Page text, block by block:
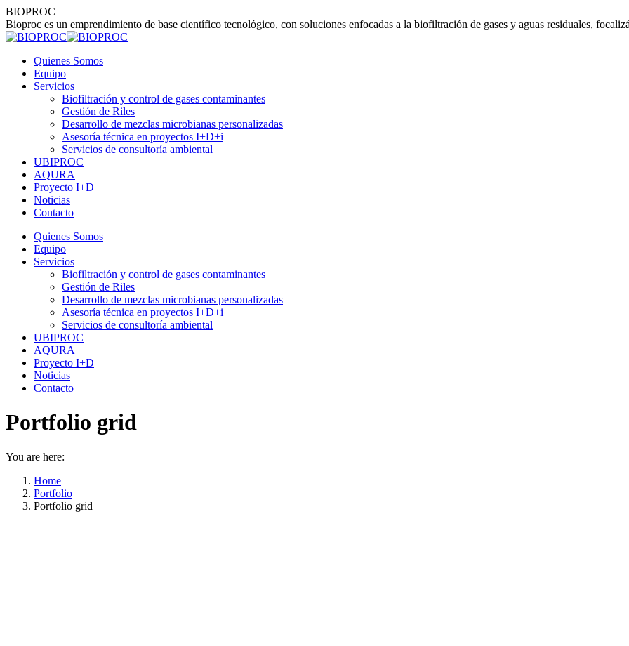
Skip
to
content
BIOPROC
Bioproc es un emprendimiento de base científico tecnológico, con soluciones enfocadas a la biofiltración de gases y aguas residuales,
Quienes Somos
Equipo
Servicios
Biofiltración y control de gases contaminantes
Gestión de Riles
Desarrollo de mezclas microbianas personalizadas
Asesoría técnica en proyectos I+D+i
Servicios de consultoría ambiental
UBIPROC
AQURA
Proyecto I+D
Noticias
Contacto
Linkedin
page
opens
Instagram
page
opens
Quienes Somos
Equipo
Servicios
Biofiltración y control de gases contaminantes
Gestión de Riles
Desarrollo de mezclas microbianas personalizadas
Asesoría técnica en proyectos I+D+i
Servicios de consultoría ambiental
UBIPROC
AQURA
Proyecto I+D
Noticias
Contacto
Portfolio grid
You are here:
Home
Portfolio
Portfolio grid